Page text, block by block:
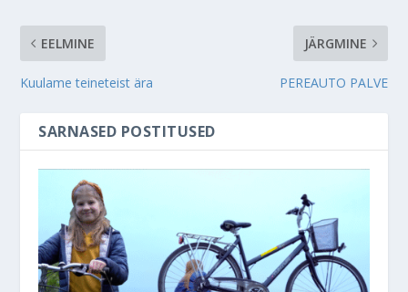
EELMINE
Kuulame teineteist ära
JÄRGMINE
PEREAUTO PALVE
SARNASED POSTITUSED